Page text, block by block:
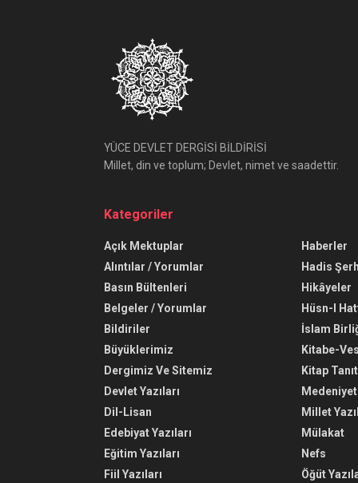
YÜCE DEVLET DERGİSİ BİLDİRİSİ
Millet, din ve toplum; Devlet, nimet ve saadettir.
Kategoriler
Açık Mektuplar
Alıntılar / Yorumlar
Basın Bültenleri
Belgeler / Yorumlar
Bildiriler
Büyüklerimiz
Dergimiz Ve Sitemiz
Devlet Yazıları
Dil-Lisan
Edebiyat Yazıları
Eğitim Yazıları
Fiil Yazıları
Haberler
Hadis
Hikâyeler
Hüsn-I
İslam
Kitabe-
Kitap
Medeniyet
Millet
Mülakat
Nefs
Öğüt